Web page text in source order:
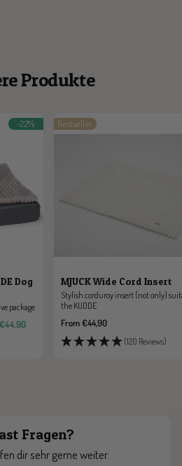
Produkte
-22%
Dog
package
Bestseller
MJUCK Wide Cord Insert
Stylish corduroy insert (not only)
the KUDDE
Sale
price
From €44,90
(120 Reviews)
Fragen?
dir sehr gerne weiter.